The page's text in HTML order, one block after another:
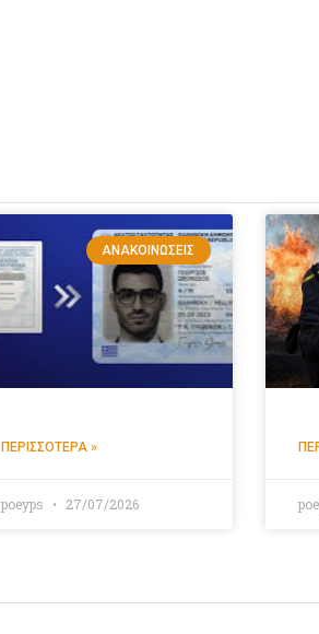
ΑΝΑΚΟΙΝΏΣΕΙΣ
ΠΕΡΙΣΣΌΤΕΡΑ »
poeyps 27/07/2026